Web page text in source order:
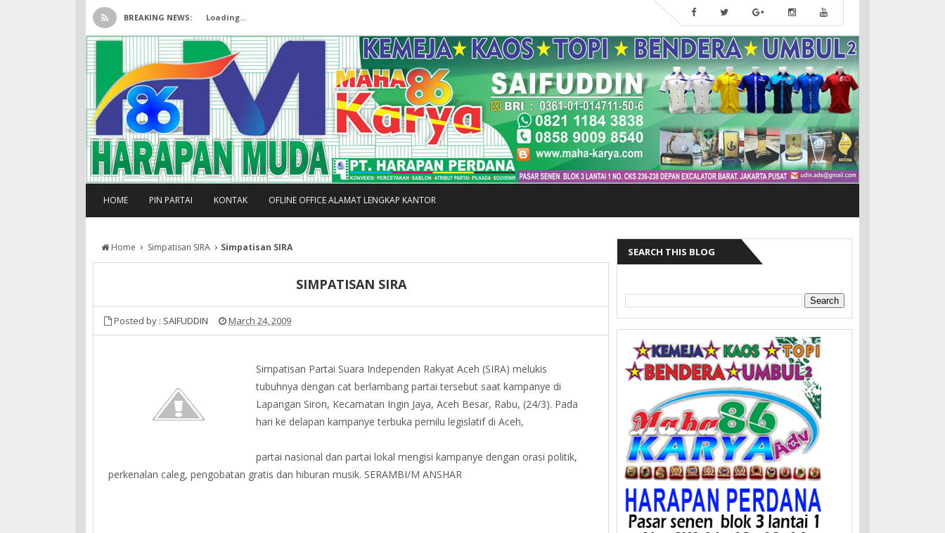
BREAKING NEWS: Loading...
HOME PIN PARTAI KONTAK OFLINE OFFICE ALAMAT LENGKAP KANTOR
Home › Simpatisan SIRA › Simpatisan SIRA
SIMPATISAN SIRA
Posted by : SAIFUDDIN March 24, 2009
Simpatisan Partai Suara Independen Rakyat Aceh (SIRA) melukis
tubuhnya dengan cat berlambang partai tersebut saat kampanye di
Lapangan Siron, Kecamatan Ingin Jaya, Aceh Besar, Rabu, (24/3). Pada
hari ke delapan kampanye terbuka pemilu legislatif di Aceh,
partai nasional dan partai lokal mengisi kampanye dengan orasi politik,
perkenalan caleg, pengobatan gratis dan hiburan musik. SERAMBI/M ANSHAR
SEARCH THIS BLOG